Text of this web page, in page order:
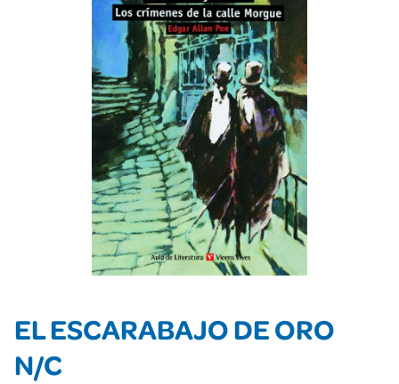
EL ESCARABAJO DE ORO
N/C